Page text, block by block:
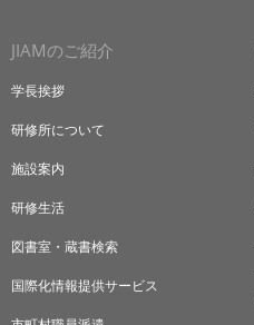
JIAMのご紹介
学長挨拶
研修所について
施設案内
研修生活
図書室・蔵書検索
国際化情報提供サービス